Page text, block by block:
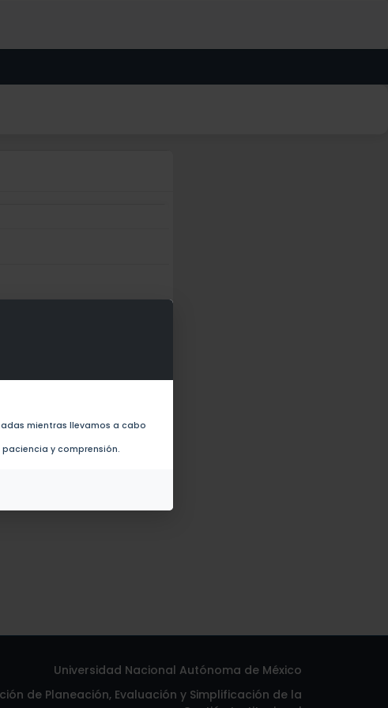
mientras llevamos a cabo
y comprensión.
Universidad Nacional Autónoma de México
de Planeación, Evaluación y Simplificación de la